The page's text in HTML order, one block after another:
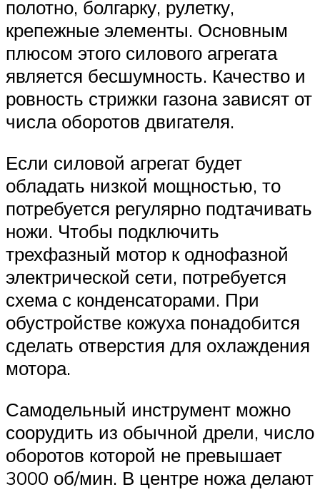
полотно, болгарку, рулетку,
крепежные элементы. Основным
плюсом этого силового агрегата
является бесшумность. Качество и
ровность стрижки газона зависят от
числа оборотов двигателя.
Если силовой агрегат будет
обладать низкой мощностью, то
потребуется регулярно подтачивать
ножи. Чтобы подключить
трехфазный мотор к однофазной
электрической сети, потребуется
схема с конденсаторами. При
обустройстве кожуха понадобится
сделать отверстия для охлаждения
мотора.
Самодельный инструмент можно
соорудить из обычной дрели, число
оборотов которой не превышает
3000 об/мин. В центре ножа делают